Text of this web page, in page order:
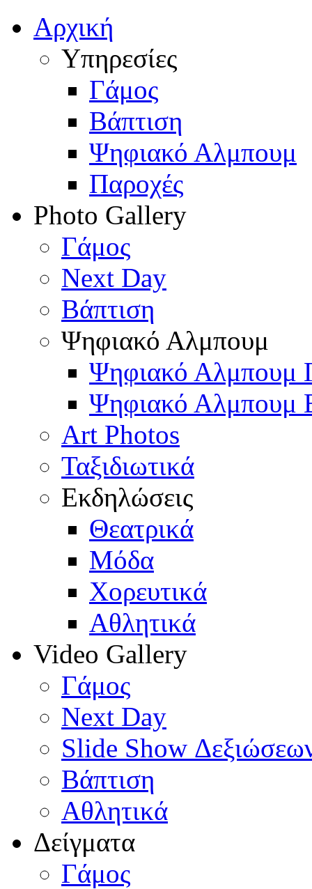
Αρχική
Υπηρεσίες
Γάμος
Βάπτιση
Ψηφιακό Αλμπουμ
Παροχές
Photo Gallery
Γάμος
Next Day
Βάπτιση
Ψηφιακό Αλμπουμ
Ψηφιακό Αλμπουμ
Ψηφιακό Αλμπουμ
Art Photos
Ταξιδιωτικά
Εκδηλώσεις
Θεατρικά
Μόδα
Χορευτικά
Αθλητικά
Video Gallery
Γάμος
Next Day
Slide Show
Βάπτιση
Αθλητικά
Δείγματα
Γάμος